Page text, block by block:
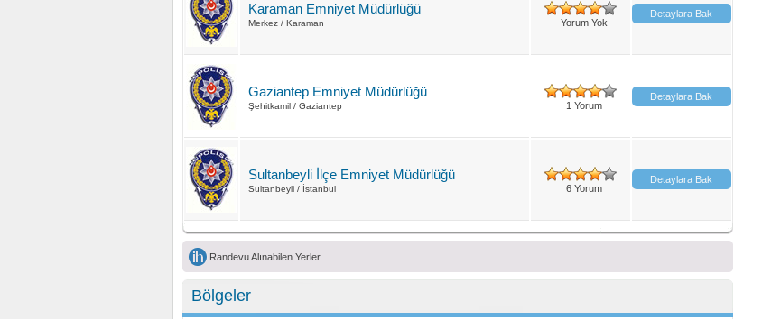
Karaman Emniyet Müdürlüğü
Merkez / Karaman Yorum Yok
Detaylara Bak
Gaziantep Emniyet Müdürlüğü
Şehitkamil / Gaziantep 1 Yorum
Detaylara Bak
Sultanbeyli İlçe Emniyet Müdürlüğü
Sultanbeyli / İstanbul 6 Yorum
Detaylara Bak
Randevu Alınabilen Yerler
Bölgeler